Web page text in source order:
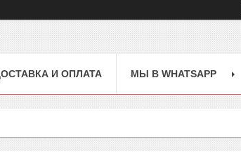
И ОПЛАТА МЫ В WHATSAPP